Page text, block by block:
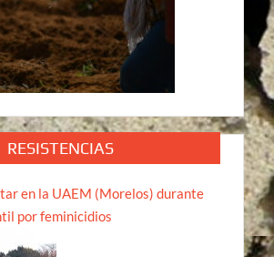
RESISTENCIAS
en la UAEM (Morelos) durante
por feminicidios